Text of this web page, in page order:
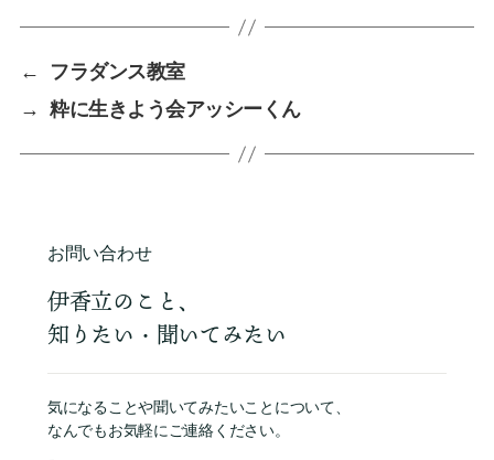
←
フラダンス教室
→
粋に生きよう会アッシーくん
お問い合わせ
伊香立のこと、
知りたい・聞いてみたい
気になることや聞いてみたいことについて、
なんでもお気軽にご連絡ください。